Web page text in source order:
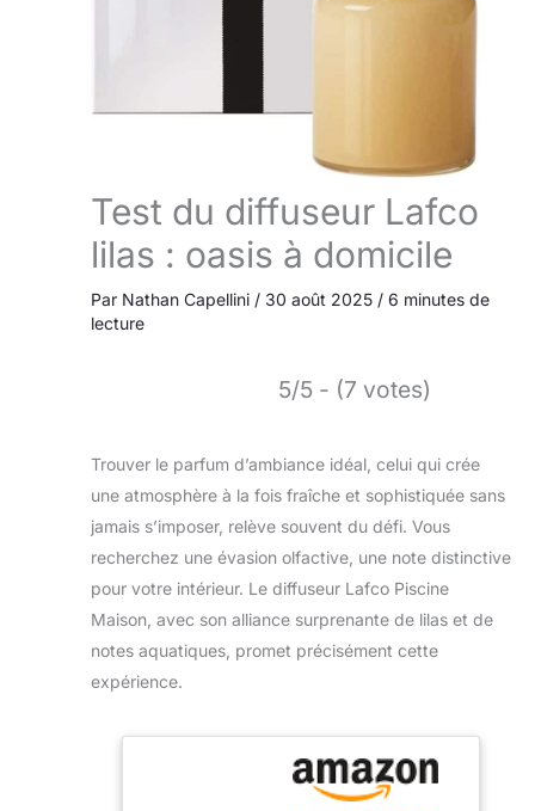
Test du diffuseur Lafco
lilas : oasis à domicile
Par Nathan Capellini / 30 août 2025 / 6 minutes de
lecture
5/5 - (7 votes)
Trouver le parfum d’ambiance idéal, celui qui crée
une atmosphère à la fois fraîche et sophistiquée sans
jamais s’imposer, relève souvent du défi. Vous
recherchez une évasion olfactive, une note distinctive
pour votre intérieur. Le diffuseur Lafco Piscine
Maison, avec son alliance surprenante de lilas et de
notes aquatiques, promet précisément cette
expérience.